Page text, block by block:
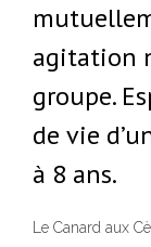
agitation
groupe.
de vie
à 8 ans.
Le Canard aux